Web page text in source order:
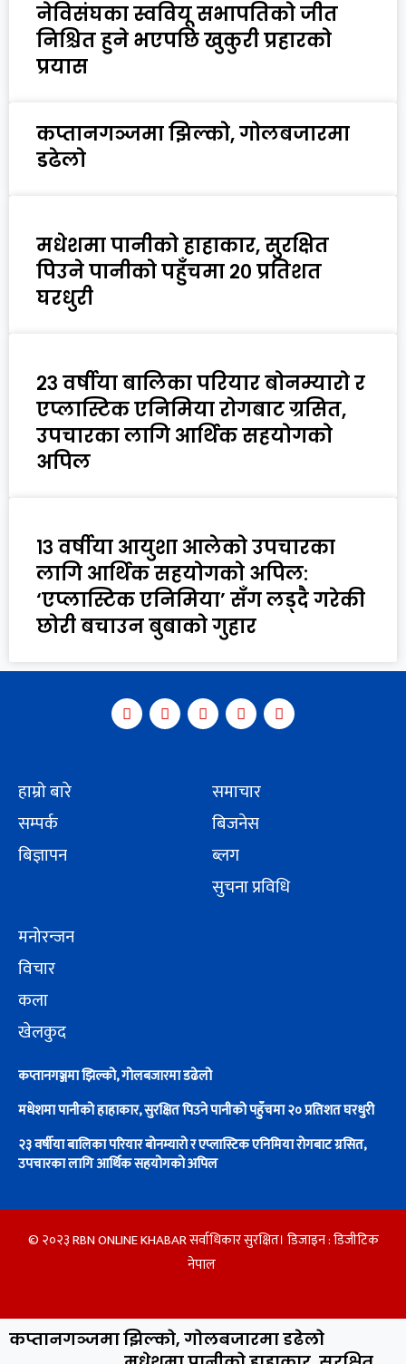
नेविसंघका स्ववियू सभापतिको जीत
निश्चित हुने भएपछि खुकुरी प्रहारको
प्रयास
कप्तानगञ्जमा झिल्को, गोलबजारमा
डढेलो
मधेशमा पानीको हाहाकार, सुरक्षित
पिउने पानीको पहुँचमा २० प्रतिशत
घरधुरी
२३ वर्षीया बालिका परियार बोनम्यारो र
एप्लास्टिक एनिमिया रोगबाट ग्रसित,
उपचारका लागि आर्थिक सहयोगको
अपिल
१३ वर्षीया आयुशा आलेको उपचारका
लागि आर्थिक सहयोगको अपिल:
‘एप्लास्टिक एनिमिया’ सँग लड्दै गरेकी
छोरी बचाउन बुबाको गुहार
हाम्रो बारे
सम्पर्क
बिज्ञापन
समाचार
बिजनेस
ब्लग
सुचना प्रविधि
मनोरन्जन
विचार
कला
खेलकुद
कप्तानगञ्जमा झिल्को, गोलबजारमा डढेलो
मधेशमा पानीको हाहाकार, सुरक्षित पिउने पानीको पहुँचमा २० प्रतिशत घरधुरी
२३ वर्षीया बालिका परियार बोनम्यारो र एप्लास्टिक एनिमिया रोगबाट ग्रसित,
उपचारका लागि आर्थिक सहयोगको अपिल
© २०२३ RBN ONLINE KHABAR सर्वाधिकार सुरक्षित। डिजाइन :डिजीटिक
नेपाल
कप्तानगञ्जमा झिल्को, गोलबजारमा डढेलो